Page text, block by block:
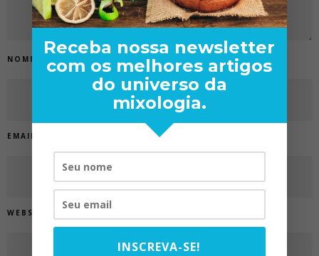
NOME
EMAIL
WEBSITE
Receba nossa newsletter
com os melhores artigos
do universo da
mixologia.
INSCREVA-SE!